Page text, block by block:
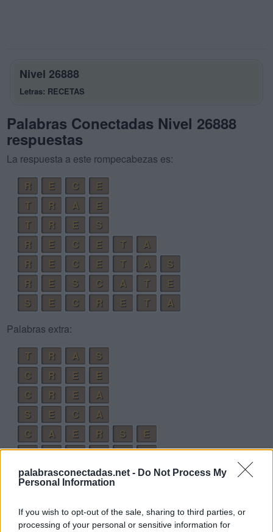
palabrasconectadas.net - Do Not Process My
Personal Information
If you wish to opt-out of the sale, sharing to third parties, or
processing of your personal or sensitive information for
Nivel 26888
Letras: RECETAS
Palabras Conectadas Nivel 26888
respuestas
La respuesta a este rompecabezas es:
R
E C
E
T
R A
E
T
R E
S
R
E C E T
A
R
E C E T A
S
R
E S C A T
E
S
E C R E T
A
Palabras extra:
T
R A
S
C
R E
E
C
R E
A
S
E C
A
C
A E R S
E
C
A E R T
E
C
E S A R
E
C
E S
E